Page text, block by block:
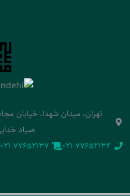
تهران، میدان شهدا، خیابان
صیاد
‭021 77652134‬
‭021 77652137‬